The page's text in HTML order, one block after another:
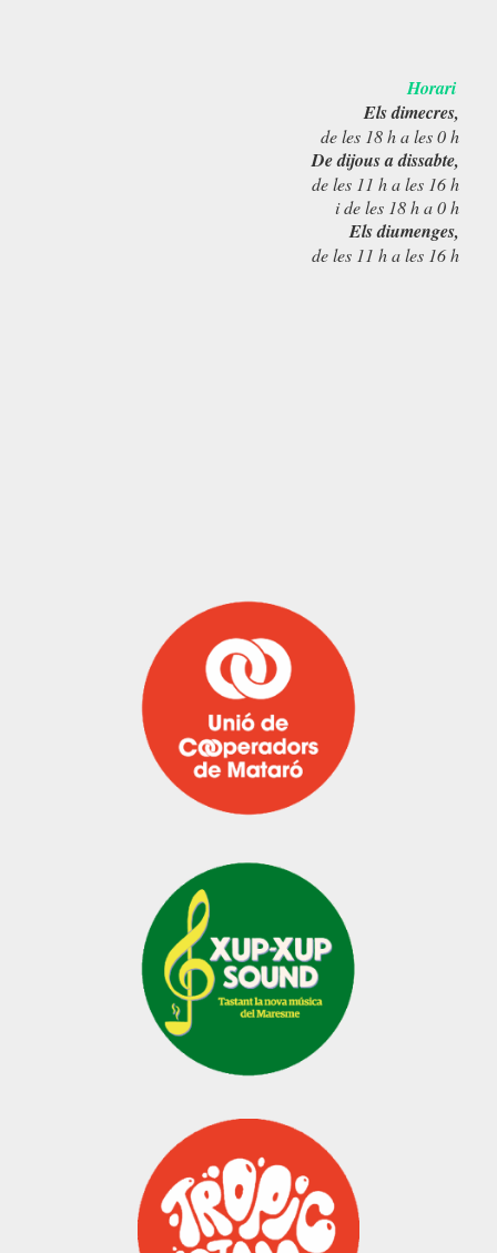
Horari
Els dimecres,
de les 18 h a les 0 h
De dijous a dissabte,
de les 11 h a les 16 h
i de les 18 h a 0 h
Els diumenges,
de les 11 h a les 16 h